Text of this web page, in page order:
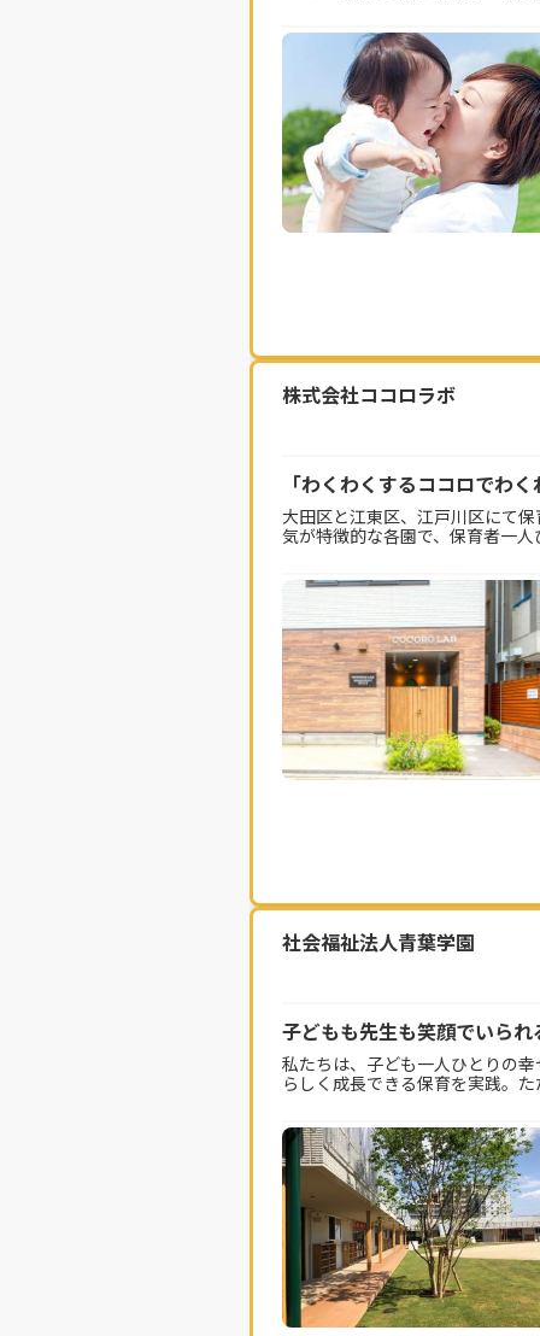
株式会社ココロラボ
「わくわくするココロでわ
大田区と江東区、江戸川区にて
気が特徴的な各園で、保育者一
社会福祉法人青葉学園
子どもも先生も笑顔でいら
私たちは、子ども一人ひとりの
らしく成長できる保育を実践。